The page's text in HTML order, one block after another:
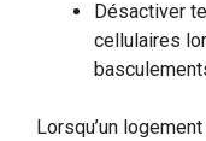
Désactiver
cellulaires
Lorsqu’un